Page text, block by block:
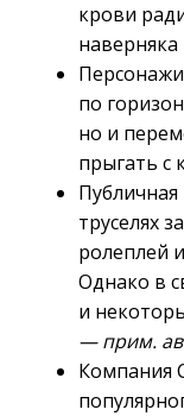
крови
наверняка
по
но и
прыгать с
труселях
ролеплей
Однако в
и
— прим.
Компания